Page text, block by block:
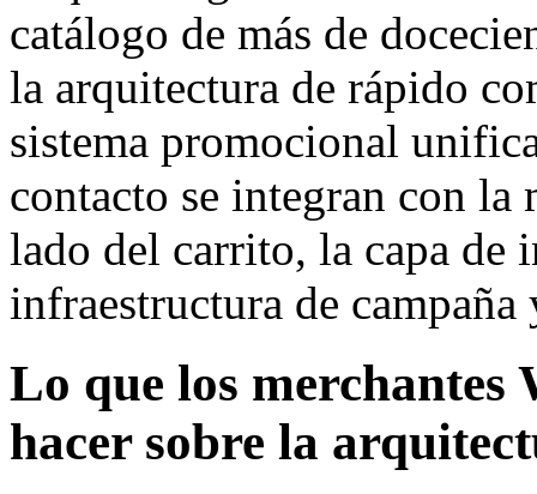
catálogo de más de
la arquitectura de rápido
sistema promocional
contacto se integran con la
lado del carrito, la capa de
infraestructura de
Lo que los merchantes
hacer sobre la